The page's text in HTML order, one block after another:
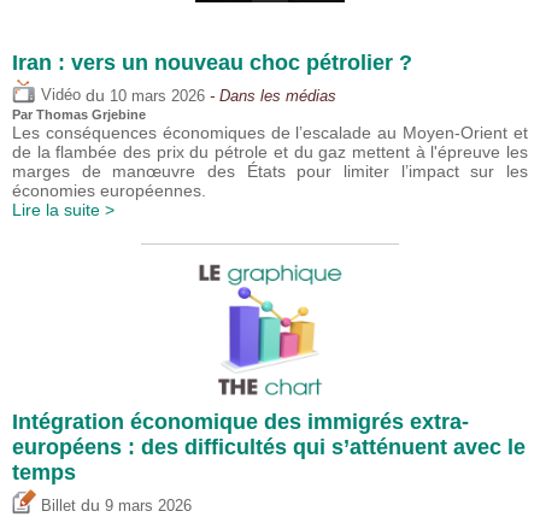
Iran : vers un nouveau choc pétrolier ?
Vidéo du 10 mars 2026 - Dans les médias
Par Thomas Grjebine
Les conséquences économiques de l’escalade au Moyen-Orient et
de la flambée des prix du pétrole et du gaz mettent à l'épreuve les
marges de manœuvre des États pour limiter l’impact sur les
économies européennes.
Lire la suite >
Intégration économique des immigrés extra-
européens : des difficultés qui s’atténuent avec le
temps
Billet du 9 mars 2026